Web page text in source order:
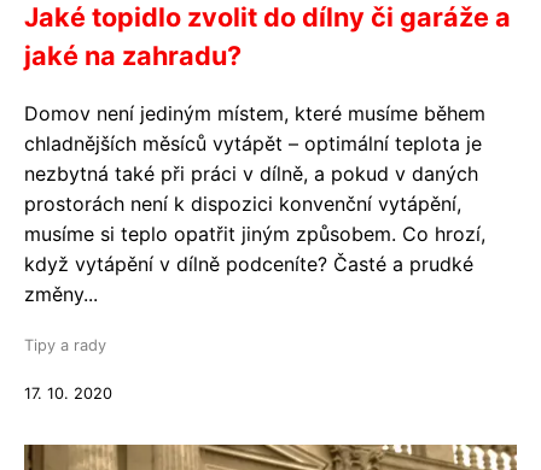
Jaké topidlo zvolit do dílny či garáže a
jaké na zahradu?
Domov není jediným místem, které musíme během
chladnějších měsíců vytápět – optimální teplota je
nezbytná také při práci v dílně, a pokud v daných
prostorách není k dispozici konvenční vytápění,
musíme si teplo opatřit jiným způsobem. Co hrozí,
když vytápění v dílně podceníte? Časté a prudké
změny...
Tipy a rady
17. 10. 2020